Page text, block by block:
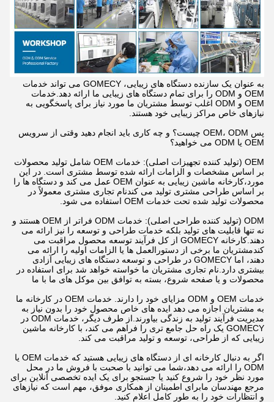
به عنوان یک سازنده دستگاه های زیبایی، GOMECY می تواند خدمات
OEM و ODM را برای تمام دستگاه های زیبایی ما ارائه دهد.خدمات
OEM و ODM اغلب توسط مشتریان ما مورد نیاز برای پاسخگویی به
نیازهای خاص مراکز زیبایی خود هستند.
پس OEM، ODM چیست؟ و چه کاری باید انجام دهید وقتی از سرویس
OEM یا ODM می خواهید؟
OEM (تولید کننده تجهیزات اصلی): خدمات OEM شامل تولید محصولات
بر اساس مشخصات و الزامات ارائه شده توسط مشتری است. در این
مورد،کارخانه ماشین زیبایی به عنوان OEM عمل می کند و دستگاه ها را
بر اساس طراحی مشتری تولید می کندنام تجاری مشتری معمولاً در
محصولات تولید شده تحت خدمات OEM استفاده می شود.
ODM (تولید کننده طراحی اصلی): خدمات ODM فراتر از OEM هستند و
نه تنها قابلیت های تولید بلکه خدمات طراحی و توسعه را نیز ارائه می
دهند.کارخانه GOMECY از کل فرآیند توسعه محصول مراقبت می
کندمشتریان ما برخی از دستورالعمل ها یا الزامات اولیه را ارائه می
دهند، اما GOMECY در طراحی و توسعه دستگاه های زیبایی آزادی
بیشتری دارد.نام تجاری مشتریان ما خواسته خواهد شد برای استفاده در
محصولات و یا صفحه شروع، بسته به توافق بین موکل های ما با ما
خدمات OEM و ODM مزایای خود را دارند. خدمات OEM در کارخانه ما
به مشتریان اجازه می دهد ایده های خاص محصول خود را بدون نیاز به
مدیریت فرآیند تولید به زندگی بیاورند.از طرف دیگر، خدمات ODM در
GOMECY یک راه حل جامع تری را فراهم می کند، با کارخانه ماشین
زیبایی که از طراحی، توسعه و تولید مراقبت می کند.
اگر به دنبال کارخانه ای از دستگاه های زیبایی هستید که خدمات OEM یا
ODM را ارائه می دهد،شما می توانید با صحبت با فروش ما در محل
مورد نظر خود را شروع کنید یا جستجو برای یک ایده تخصصی آنلاین برای
مرجع مهندسان مابرای اطمینان از همکاری موفق، مهم است که نیازهای
و انتظارات خود را به طور کامل اعلام کنید.